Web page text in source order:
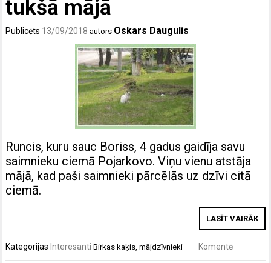
tukšā mājā
Publicēts 13/09/2018 autors Oskars Daugulis
Runcis, kuru sauc Boriss, 4 gadus gaidīja savu
saimnieku ciemā Pojarkovo. Viņu vienu atstāja
mājā, kad paši saimnieki pārcēlās uz dzīvi citā
ciemā.
LASĪT VAIRĀK
Kategorijas Interesanti Birkas kaķis,mājdzīvnieki Komentē